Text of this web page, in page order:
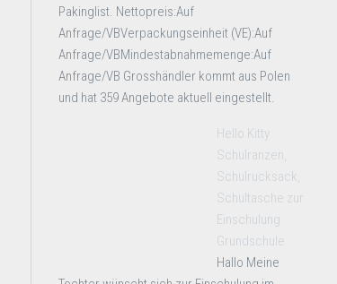
Pakinglist. Nettopreis:Auf
Anfrage/VBVerpackungseinheit (VE):Auf
Anfrage/VBMindestabnahmemenge:Auf
Anfrage/VB Grosshändler kommt aus Polen
und hat 359 Angebote aktuell eingestellt.
Hello Kitty
Schulranzen,
Schulrucksack,
Schultasche zur
Einschulung
Grundschule
Hallo Meine